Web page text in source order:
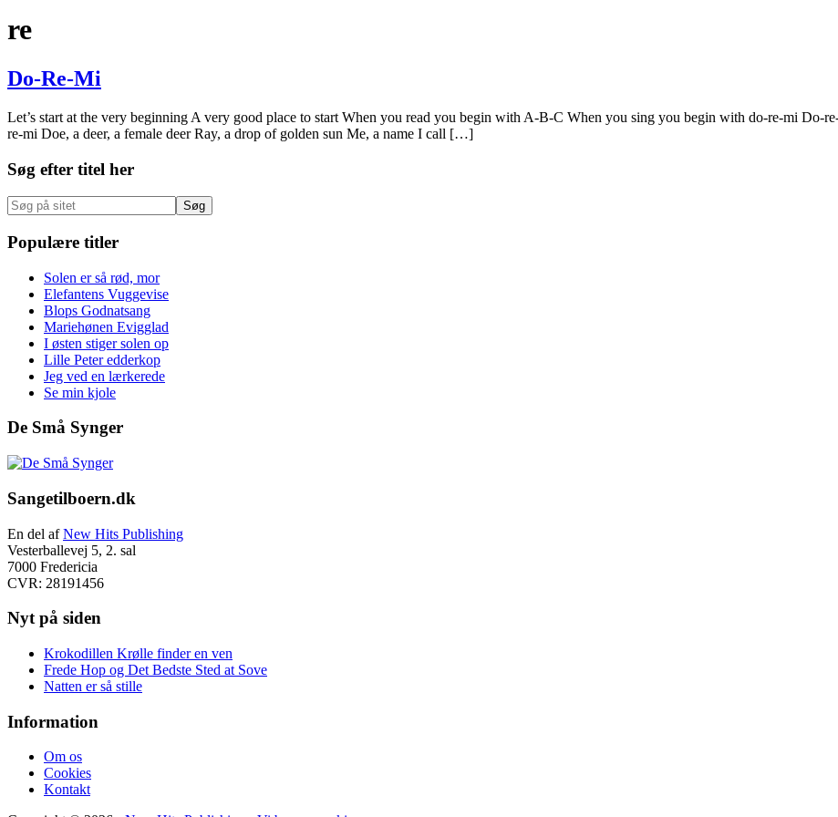
re
Do-Re-Mi
Let’s start at the very beginning A very good place to start When you read you begin with A-B-C When you sing you begin with do-re-mi Do-
re-mi Doe, a deer, a female deer Ray, a drop of golden sun Me, a name I call […]
Primær
Sidebar
Søg efter titel her
Søg
på
sitet
Populære titler
Solen er så rød, mor
Elefantens Vuggevise
Blops Godnatsang
Mariehønen Evigglad
I østen stiger solen op
Lille Peter edderkop
Jeg ved en lærkerede
Se min kjole
De Små Synger
Footer
Sangetilboern.dk
En del afNew Hits Publishing
Vesterballevej 5, 2. sal
7000 Fredericia
CVR: 28191456
Nyt på siden
Krokodillen Krølle finder en ven
Frede Hop og Det Bedste Sted at Sove
Natten er så stille
Information
Om os
Cookies
Kontakt